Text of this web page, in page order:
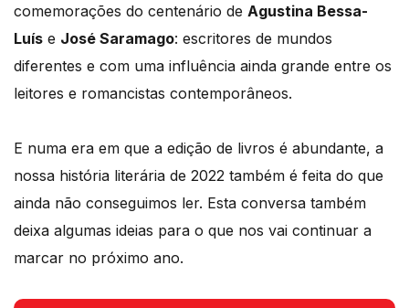
comemorações do centenário de Agustina Bessa-
Luís e José Saramago: escritores de mundos
diferentes e com uma influência ainda grande entre os
leitores e romancistas contemporâneos.
E numa era em que a edição de livros é abundante, a
nossa história literária de 2022 também é feita do que
ainda não conseguimos ler. Esta conversa também
deixa algumas ideias para o que nos vai continuar a
marcar no próximo ano.